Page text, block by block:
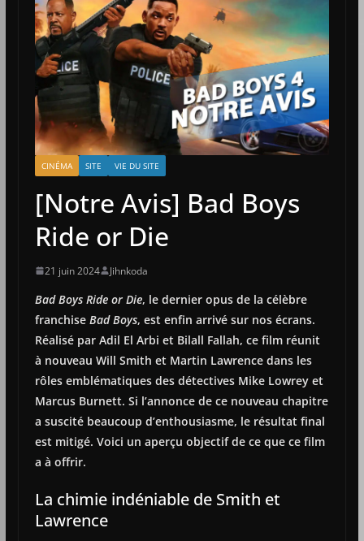
CINÉMA SITE VIE DU SITE
[Notre Avis] Bad Boys
Ride or Die
21 juin 2024 Jihnkoda
Bad Boys Ride or Die, le dernier opus de la célèbre
franchise Bad Boys, est enfin arrivé sur nos écrans.
Réalisé par Adil El Arbi et Bilall Fallah, ce film réunit
à nouveau Will Smith et Martin Lawrence dans les
rôles emblématiques des détectives Mike Lowrey et
Marcus Burnett. Si l’annonce de ce nouveau chapitre
a suscité beaucoup d’enthousiasme, le résultat final
est mitigé. Voici un aperçu objectif de ce que ce film
a à offrir.
La chimie indéniable de Smith et
Lawrence